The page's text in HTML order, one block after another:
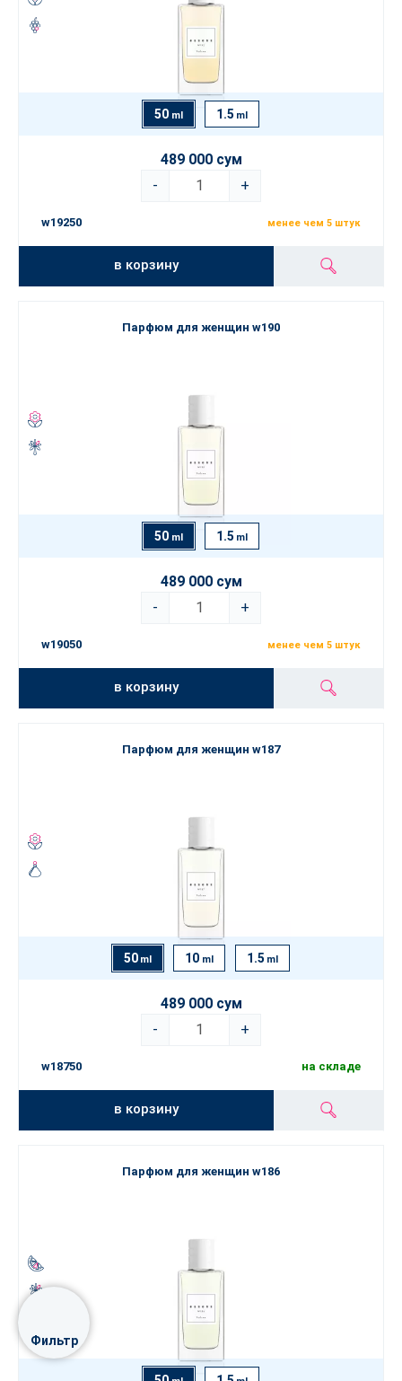
Фильтр
50 ml 1.5 ml
489 000 сум
-
+
w19250 менее чем 5 штук
в корзину
Парфюм для женщин w190
50 ml 1.5 ml
489 000 сум
-
+
w19050 менее чем 5 штук
в корзину
Парфюм для женщин w187
50 ml 10 ml 1.5 ml
489 000 сум
-
+
w18750 на складе
в корзину
Парфюм для женщин w186